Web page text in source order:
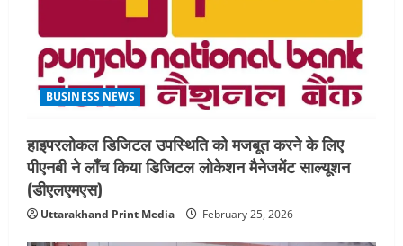
BUSINESS NEWS
हाइपरलोकल डिजिटल उपस्थिति को मजबूत करने के लिए
पीएनबी ने लाँच किया डिजिटल लोकेशन मैनेजमेंट साल्यूशन
(डीएलएमएस)
Uttarakhand Print Media February 25, 2026